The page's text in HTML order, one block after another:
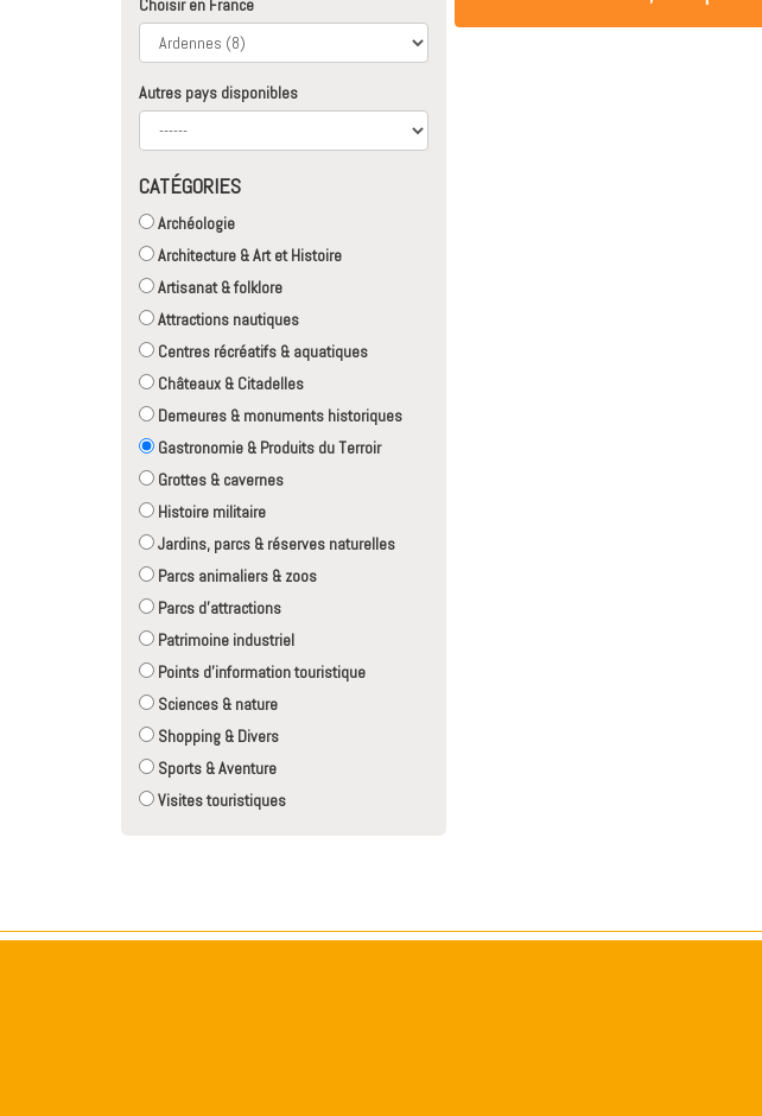
Choisir en France
Autres pays disponibles
CATÉGORIES
Archéologie
Architecture & Art et Histoire
Artisanat & folklore
Attractions nautiques
Centres récréatifs & aquatiques
Châteaux & Citadelles
Demeures & monuments historiques
Gastronomie & Produits du Terroir
Grottes & cavernes
Histoire militaire
Jardins, parcs & réserves naturelles
Parcs animaliers & zoos
Parcs d'attractions
Patrimoine industriel
Points d'information touristique
Sciences & nature
Shopping & Divers
Sports & Aventure
Visites touristiques